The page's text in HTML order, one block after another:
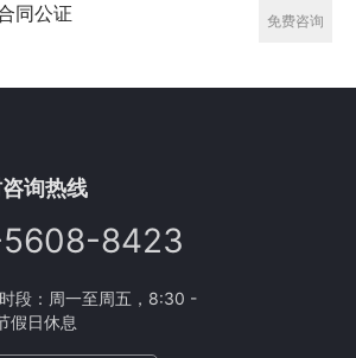
同公证
询热线
8423
段：周一至周五，8:30 -
假日休息
免费咨询